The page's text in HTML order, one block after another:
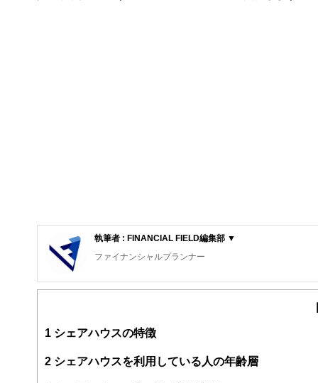
執筆者 : FINANCIAL FIELD編集部 ▼
ファイナンシャルプランナー
FinancialField編集部は、金融、経済に関する記事を、日
案から記事掲載まですべての工程に関わることで、読者
FinancialFieldの特徴は、ファイナンシャルプランナー
ー、公認会計士、社会保険労務士、行政書士、投資アナ
1 シェアハウスの特徴
2 シェアハウスを利用している人の年齢層